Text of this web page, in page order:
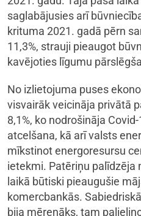
saglabājusies arī
krituma 2021. gadā pērn
11,3%, strauji pieaugot
kavējoties līgumu
No izlietojuma puses
visvairāk veicināja privātā
8,1%, ko nodrošināja
atcelšana, kā arī valsts
mīkstinot energoresursu
ietekmi. Patēriņu palīdzēja
laikā būtiski pieaugušie
komercbankās.
bija mērenāks, tam